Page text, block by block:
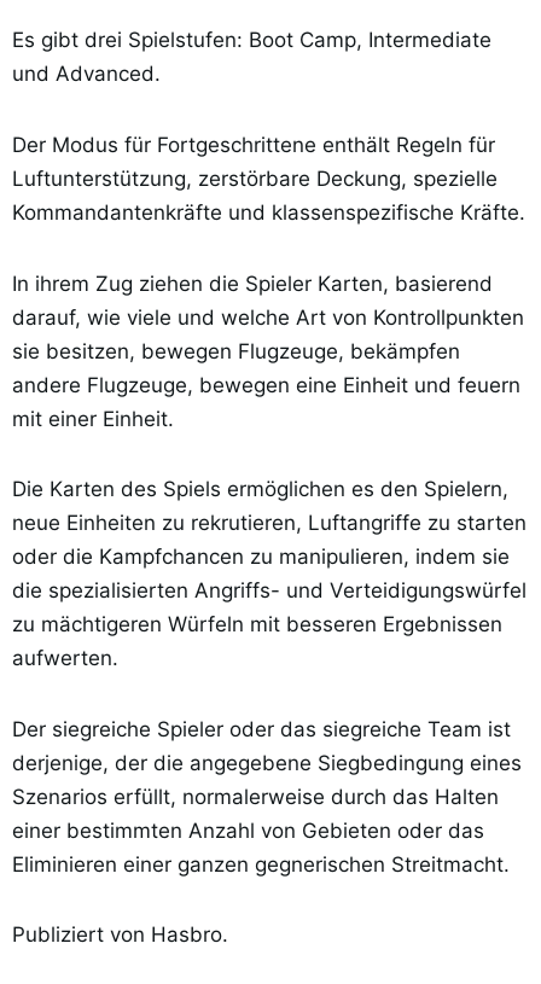
Es gibt drei Spielstufen: Boot Camp, Intermediate
und Advanced.
Der Modus für Fortgeschrittene enthält Regeln für
Luftunterstützung, zerstörbare Deckung, spezielle
Kommandantenkräfte und klassenspezifische Kräfte.
In ihrem Zug ziehen die Spieler Karten, basierend
darauf, wie viele und welche Art von Kontrollpunkten
sie besitzen, bewegen Flugzeuge, bekämpfen
andere Flugzeuge, bewegen eine Einheit und feuern
mit einer Einheit.
Die Karten des Spiels ermöglichen es den Spielern,
neue Einheiten zu rekrutieren, Luftangriffe zu starten
oder die Kampfchancen zu manipulieren, indem sie
die spezialisierten Angriffs- und Verteidigungswürfel
zu mächtigeren Würfeln mit besseren Ergebnissen
aufwerten.
Der siegreiche Spieler oder das siegreiche Team ist
derjenige, der die angegebene Siegbedingung eines
Szenarios erfüllt, normalerweise durch das Halten
einer bestimmten Anzahl von Gebieten oder das
Eliminieren einer ganzen gegnerischen Streitmacht.
Publiziert von Hasbro.